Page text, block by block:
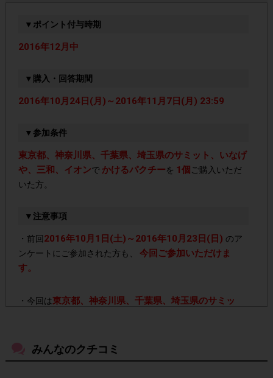
▼ポイント付与時期
2016年12月中
▼購入・回答期間
2016年10月24日(月)～2016年11月7日(月) 23:59
▼参加条件
東京都、神奈川県、千葉県、埼玉県のサミット、いなげ
や、三和、イオンで かけるパクチーを 1個 ご購入いただ
いた方。
▼注意事項
・前回 2016年10月1日(土)～2016年10月23日(日) のア
ンケートにご参加された方も、 今回ご参加いただけま
す。
・今回は東京都、神奈川県、千葉県、埼玉県のサミッ
・店舗によって取扱いのない場合があります。予めご了承く
みんなのクチコミ